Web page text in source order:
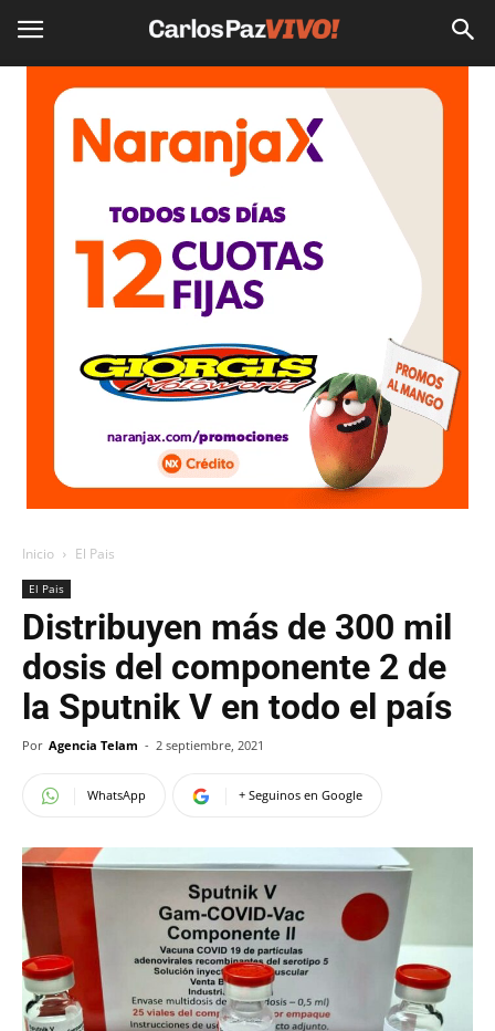
Inicio El Pais
El Pais
Distribuyen más de 300 mil
dosis del componente 2 de
la Sputnik V en todo el país
Por Agencia Telam - 2 septiembre, 2021
WhatsApp + Seguinos en Google